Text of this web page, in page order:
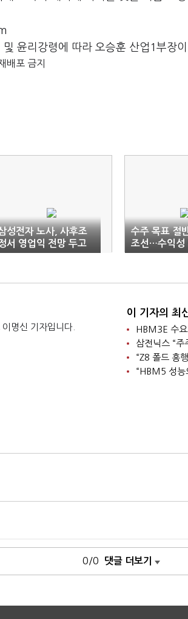
윤리강령에 따라 오승훈 산업1부장
배포 금지
성전자 노사, 사후조
서 영업익 전망 두고
충돌’
수주 목표 절
조선…수익성
조 ‘청구서’
명신 기자입니다.
이 기자의 최
HBM3E 수
삼전닉스 “
“Z8 폴드 흥
“HBM5 성능
0/0 댓글 더보기